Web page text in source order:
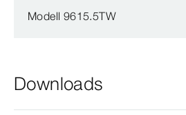
Modell 9615.5TW
Downloads